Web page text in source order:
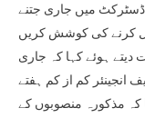
ڈسٹرکٹ میں جاری جتنے
کرنے کی کوشش کریں
دیتے ہوئے کہا کہ جاری
کم از کم ہفتے
کہ مذکورہ منصوبوں کے